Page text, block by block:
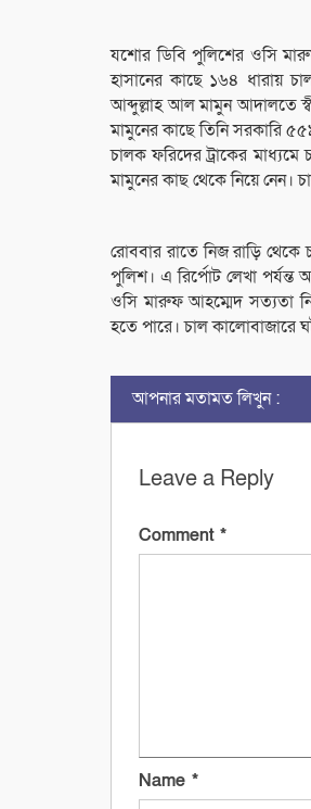
যশোর ডিবি পুলিশের ওসি
হাসানের কাছে ১৬৪ ধারায়
আব্দুল্লাহ আল মামুন আদালতে
মামুনের কাছে তিনি সরকারি
চালক ফরিদের ট্রাকের মাধ্যমে
মামুনের কাছ থেকে নিয়ে নেন।
রোববার রাতে নিজ রাড়ি
পুলিশ। এ রির্পোট লেখা পর্যন্ত
ওসি মারুফ আহম্মেদ সত্যতা
হতে পারে। চাল কালোবাজারে
আপনার মতামত লিখুন :
Leave a Reply
Comment *
Name *